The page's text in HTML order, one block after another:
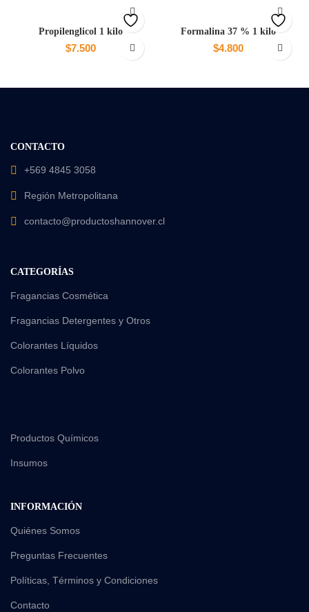
Propilenglicol 1 kilo
$7.500
Formalina 37 % 1 kilo
$4.800
CONTACTO
+569 4845 3058
Región Metropolitana
contacto@productoshannover.cl
CATEGORÍAS
Fragancias Cosmética
Fragancias Detergentes y Otros
Colorantes Líquidos
Colorantes Polvo
Productos Químicos
Insumos
INFORMACIÓN
Quiénes Somos
Preguntas Frecuentes
Políticas, Términos y Condiciones
Contacto